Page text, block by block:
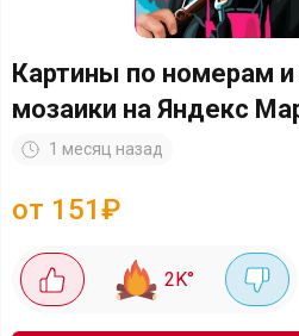
Картины по номерам
мозаики на Яндекс
1 месяц назад
от 151₽
2K°